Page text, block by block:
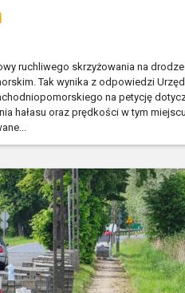
ruchliwego skrzyżowania na drodze
Tak wynika z odpowiedzi
na petycję
hałasu oraz prędkości w tym